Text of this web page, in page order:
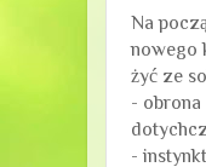
Na
nowego
żyć ze
-
-